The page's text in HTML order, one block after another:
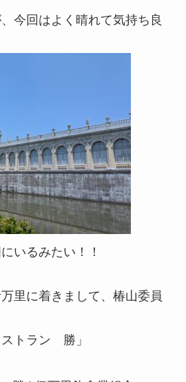
今回はよく晴れて気持ち良
いるみたい！！
里に着きまして、椿山委員
ストラン 勝」